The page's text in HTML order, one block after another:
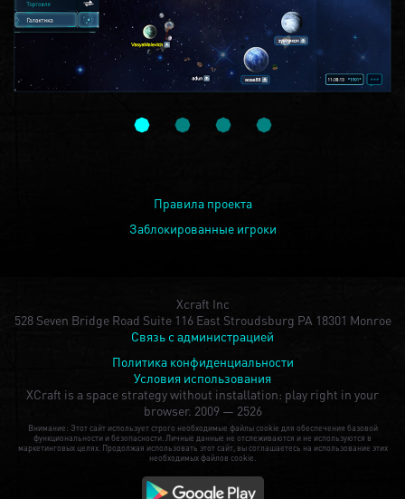
Правила проекта
Заблокированные игроки
Xcraft Inc
528 Seven Bridge Road Suite 116 East Stroudsburg PA 18301 Monroe
Связь с администрацией
Политика конфиденциальности
Условия использования
XCraft is a space strategy without installation: play right in your
browser. 2009 — 2526
Внимание: Этот сайт использует строго необходимые файлы cookie для обеспечения базовой
функциональности и безопасности. Личные данные не отслеживаются и не используются в
маркетинговых целях. Продолжая использовать этот сайт, вы соглашаетесь на использование этих
необходимых файлов cookie.